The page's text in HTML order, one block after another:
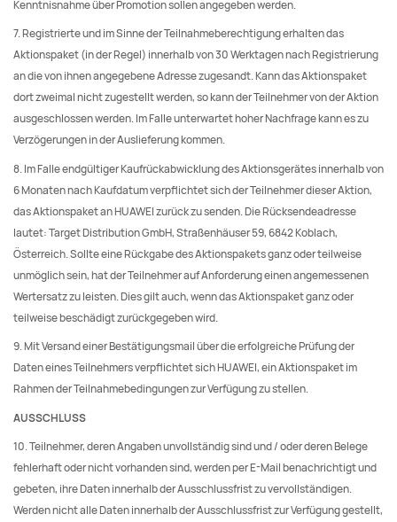
Kenntnisnahme über Promotion sollen angegeben werden.
7. Registrierte und im Sinne der Teilnahmeberechtigung erhalten das
Aktionspaket (in der Regel) innerhalb von 30 Werktagen nach Registrierung
an die von ihnen angegebene Adresse zugesandt. Kann das Aktionspaket
dort zweimal nicht zugestellt werden, so kann der Teilnehmer von der Aktion
ausgeschlossen werden. Im Falle unterwartet hoher Nachfrage kann es zu
Verzögerungen in der Auslieferung kommen.
8. Im Falle endgültiger Kaufrückabwicklung des Aktionsgerätes innerhalb von
6 Monaten nach Kaufdatum verpflichtet sich der Teilnehmer dieser Aktion,
das Aktionspaket an HUAWEI zurück zu senden. Die Rücksendeadresse
lautet: Target Distribution GmbH, Straßenhäuser 59, 6842 Koblach,
Österreich. Sollte eine Rückgabe des Aktionspakets ganz oder teilweise
unmöglich sein, hat der Teilnehmer auf Anforderung einen angemessenen
Wertersatz zu leisten. Dies gilt auch, wenn das Aktionspaket ganz oder
teilweise beschädigt zurückgegeben wird.
9. Mit Versand einer Bestätigungsmail über die erfolgreiche Prüfung der
Daten eines Teilnehmers verpflichtet sich HUAWEI, ein Aktionspaket im
Rahmen der Teilnahmebedingungen zur Verfügung zu stellen.
AUSSCHLUSS
10. Teilnehmer, deren Angaben unvollständig sind und / oder deren Belege
fehlerhaft oder nicht vorhanden sind, werden per E-Mail benachrichtigt und
gebeten, ihre Daten innerhalb der Ausschlussfrist zu vervollständigen.
Werden nicht alle Daten innerhalb der Ausschlussfrist zur Verfügung gestellt,